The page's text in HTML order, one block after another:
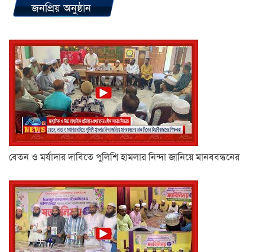
জনপ্রিয় অনুষ্ঠান
বেতন ও মর্যাদার দাবিতে পুলিশি হামলার নিন্দা জানিয়ে মানববন্ধনের